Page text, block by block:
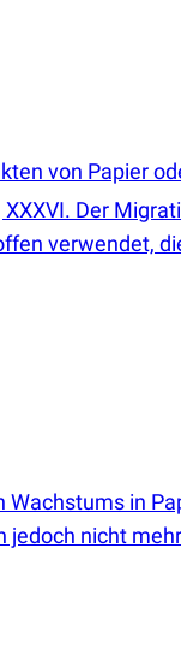
von Papier
Der
verwendet,
in
nicht